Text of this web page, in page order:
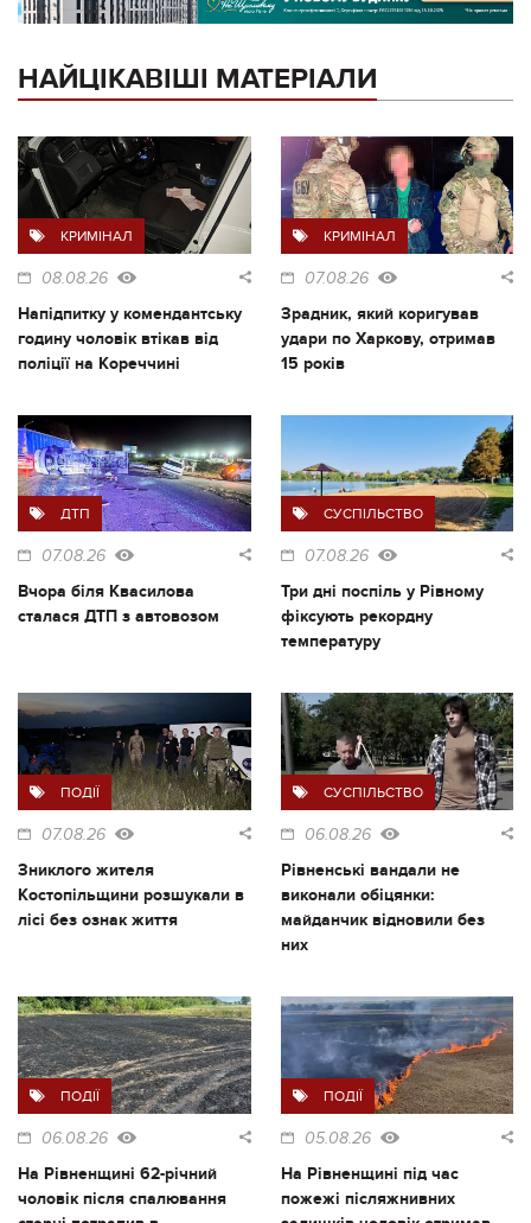
НАЙЦІКАВІШІ МАТЕРІАЛИ
КРИМІНАЛ
08.08.26
Напідпитку у комендантську
годину чоловік втікав від
поліції на Кореччині
КРИМІНАЛ
07.08.26
Зрадник, який коригував
удари по Харкову, отримав
15 років
ДТП
07.08.26
Вчора біля Квасилова
сталася ДТП з автовозом
СУСПІЛЬСТВО
07.08.26
Три дні поспіль у Рівному
фіксують рекордну
температуру
ПОДІЇ
07.08.26
Зниклого жителя
Костопільщини розшукали в
лісі без ознак життя
СУСПІЛЬСТВО
06.08.26
Рівненські вандали не
виконали обіцянки:
майданчик відновили без
них
ПОДІЇ
06.08.26
На Рівненщині 62-річний
чоловік після спалювання
ПОДІЇ
05.08.26
На Рівненщині під час
пожежі післяжнивних